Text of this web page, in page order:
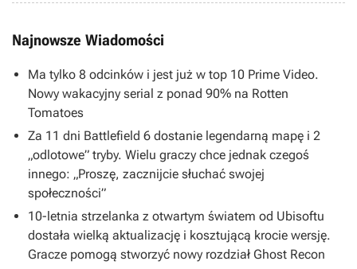
Najnowsze Wiadomości
Ma tylko 8 odcinków i jest już w top 10 Prime Video.
Nowy wakacyjny serial z ponad 90% na Rotten
Tomatoes
Za 11 dni Battlefield 6 dostanie legendarną mapę i 2
„odlotowe” tryby. Wielu graczy chce jednak czegoś
innego: „Proszę, zacznijcie słuchać swojej
społeczności”
10-letnia strzelanka z otwartym światem od Ubisoftu
dostała wielką aktualizację i kosztującą krocie wersję.
Gracze pomogą stworzyć nowy rozdział Ghost Recon